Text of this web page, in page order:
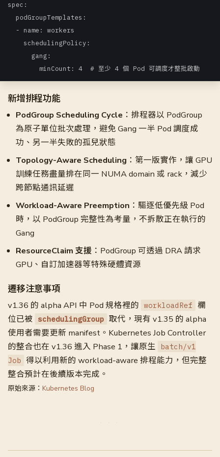
spec:
  podGroupTemplates:
  - name: workers
    schedulingPolicy:
      gang:
        minCount: 4  # 至少 4 個 Pod 可調度才整批啟動
新增排程功能
PodGroup Scheduling Cycle ：排程器以 PodGroup
為原子單位批次處理，避免 Gang 一半 Pod 調度成
功、另一半失敗的孤兒狀態
Topology-Aware Scheduling ：第一版實作，讓 GPU
訓練任務盡量排在同一 NUMA domain 或 rack，減少
跨節點通訊延遲
Workload-Aware Preemption ：驅逐低優先級 Pod
時，以 PodGroup 完整性為考量，不拆散正在執行的
Gang
ResourceClaim 支援 ：PodGroup 可透過 DRA 請求
GPU、自訂加速器等特殊硬體資源
遷移注意事項
v1.36 的 alpha API 中 Pod 規格裡的 workloadRef
欄
位已被 schedulingGroup 取代，現有 v1.35 的 alpha
使用者需要更新 manifest。Kubernetes Job Controller
的整合也在 v1.36 進入 Phase 1，讓原生
batch/v1
Job 得以利用新的 workload-aware 排程能力，但完整
整合預計在後續版本完成。
原始來源： Kubernetes Blog